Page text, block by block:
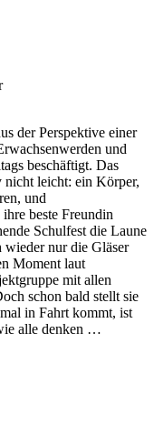
der Perspektive einer
und
beschäftigt. Das
nicht leicht: ein Körper,
und
beste Freundin
Schulfest die Laune
wieder nur die Gläser
Moment laut
mit allen
schon bald stellt sie
in Fahrt kommt, ist
alle denken …